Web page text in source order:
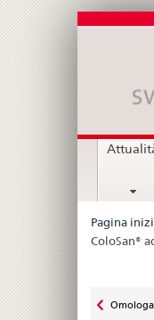
Pagina
ColoSan®
zu